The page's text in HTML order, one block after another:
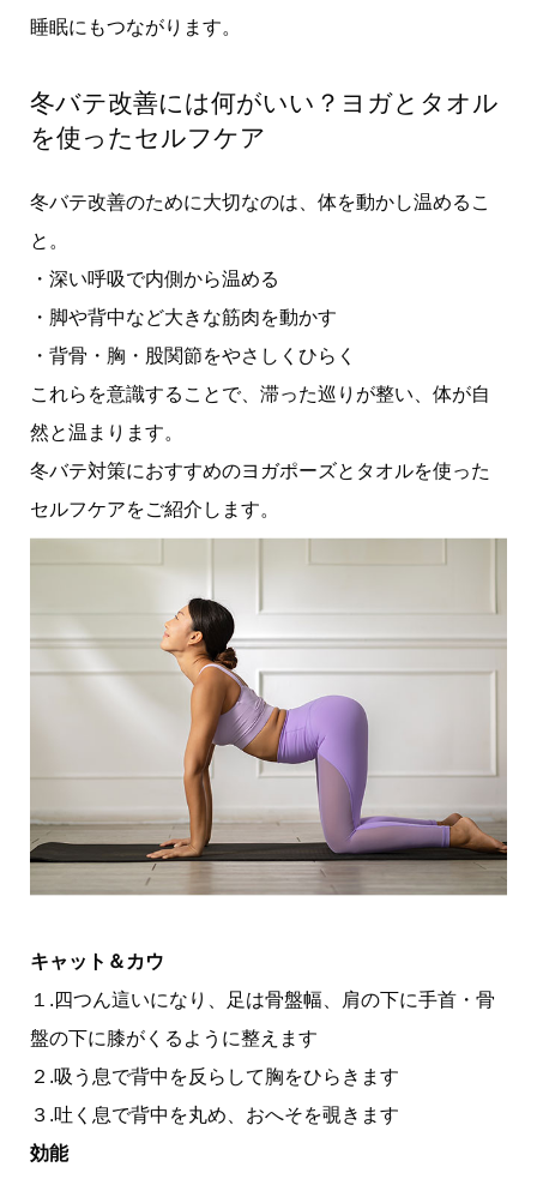
睡眠にもつながります。
冬バテ改善には何がいい？ヨガとタオル
を使ったセルフケア
冬バテ改善のために大切なのは、体を動かし温めるこ
と。
・深い呼吸で内側から温める
・脚や背中など大きな筋肉を動かす
・背骨・胸・股関節をやさしくひらく
これらを意識することで、滞った巡りが整い、体が自
然と温まります。
冬バテ対策におすすめのヨガポーズとタオルを使った
セルフケアをご紹介します。
キャット＆カウ
１.四つん這いになり、足は骨盤幅、肩の下に手首・骨
盤の下に膝がくるように整えます
２.吸う息で背中を反らして胸をひらきます
３.吐く息で背中を丸め、おへそを覗きます
効能